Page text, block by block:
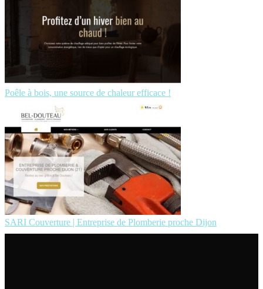
Poêle à bois, une source de chaleur efficace !
SARI Couverture | Entreprise de Plomberie proche Dijon